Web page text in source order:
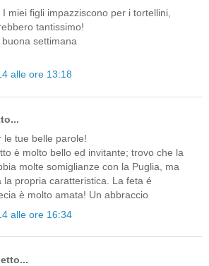
miei figli impazziscono per i tortellini,
tantissimo!
settimana
alle ore 13:18
le tue belle parole!
è molto bello ed invitante; trovo che la
molte somiglianze con la Puglia, ma
la propria caratteristica. La feta é
è molto amata! Un abbraccio
alle ore 16:34